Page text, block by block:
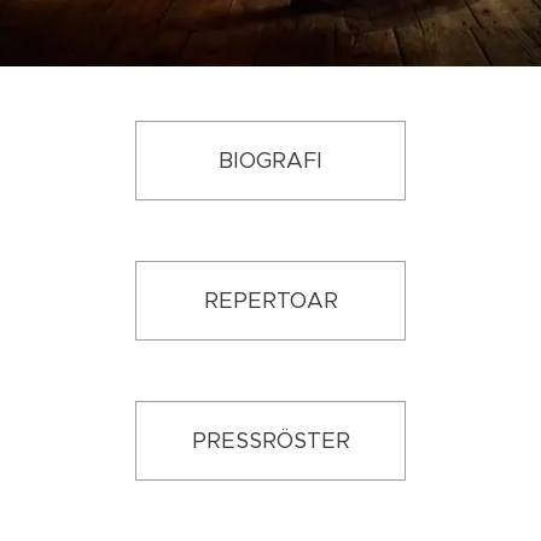
BIOGRAFI
REPERTOAR
PRESSRÖSTER